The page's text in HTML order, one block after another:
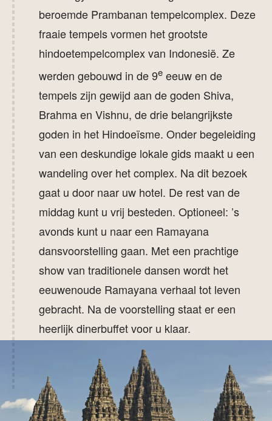
beroemde Prambanan tempelcomplex. Deze
fraaie tempels vormen het grootste
hindoetempelcomplex van Indonesië. Ze
werden gebouwd in de 9e eeuw en de
tempels zijn gewijd aan de goden Shiva,
Brahma en Vishnu, de drie belangrijkste
goden in het Hindoeïsme. Onder begeleiding
van een deskundige lokale gids maakt u een
wandeling over het complex. Na dit bezoek
gaat u door naar uw hotel. De rest van de
middag kunt u vrij besteden. Optioneel: ’s
avonds kunt u naar een Ramayana
dansvoorstelling gaan. Met een prachtige
show van traditionele dansen wordt het
eeuwenoude Ramayana verhaal tot leven
gebracht. Na de voorstelling staat er een
heerlijk dinerbuffet voor u klaar.